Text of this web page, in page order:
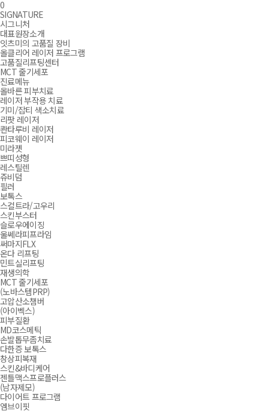
장바구니
0
잇츠미 세종점
메뉴열기
잇츠미 세종점
메뉴닫기
SIGNATURE
시그니처
대표원장소개
잇츠미의 고품질 장비
올클리어 레이저 프로그램
고품질리프팅센터
MCT 줄기세포
진료메뉴
올바른 피부치료
레이저 부작용 치료
기미/잡티 색소치료
리팟 레이저
콴타루비 레이저
피코웨이 레이저
미라젯
쁘띠성형
레스틸렌
쥬비덤
필러
보톡스
스컬트라/고우리
스킨부스터
슬로우에이징
울쎄라피프라임
써마지FLX
온다 리프팅
민트실리프팅
재생의학
MCT 줄기세포
(노바스템PRP)
고압산소챔버
(아이벡스)
피부질환
MD코스메틱
손발톱무좀치료
다한증 보톡스
창상피복재
스킨&바디케어
젠틀맥스프로플러스
(남자제모)
다이어트 프로그램
엠브이핏